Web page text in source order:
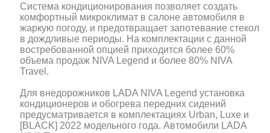
Система кондиционирования позволяет создать
комфортный микроклимат в салоне автомобиля в
жаркую погоду, и предотвращает запотевание стекол
в дождливые периоды. На комплектации с данной
востребованной опцией приходится более 60%
объема продаж NIVA Legend и более 80% NIVA
Travel.
Для внедорожников LADA NIVA Legend установка
кондиционеров и обогрева передних сидений
предусматривается в комплектациях Urban, Luxe и
[BLACK] 2022 модельного года. Автомобили LADA